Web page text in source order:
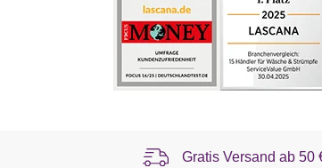
Gratis Versand ab50